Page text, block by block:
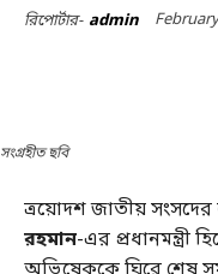
রিপোর্টার- admin
সংগ্রহীত ছবি
ত্রয়োদশ জাতীয় সংসদের
রহমান-এর প্রধানমন্ত্রী